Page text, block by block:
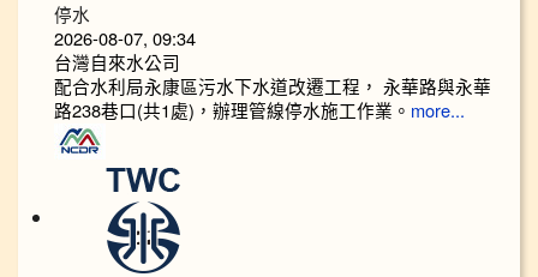
停水
2026-08-07, 09:34
台灣自來水公司
配合水利局永康區污水下水道改遷工程， 永華路與永華
路238巷口(共1處)，辦理管線停水施工作業。 more...